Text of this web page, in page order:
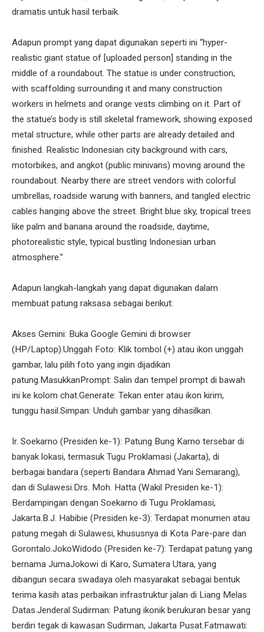
dramatis untuk hasil terbaik.
Adapun prompt yang dapat digunakan seperti ini “hyper-
realistic giant statue of [uploaded person] standing in the
middle of a roundabout. The statue is under construction,
with scaffolding surrounding it and many construction
workers in helmets and orange vests climbing on it. Part of
the statue’s body is still skeletal framework, showing exposed
metal structure, while other parts are already detailed and
finished. Realistic Indonesian city background with cars,
motorbikes, and angkot (public minivans) moving around the
roundabout. Nearby there are street vendors with colorful
umbrellas, roadside warung with banners, and tangled electric
cables hanging above the street. Bright blue sky, tropical trees
like palm and banana around the roadside, daytime,
photorealistic style, typical bustling Indonesian urban
atmosphere.”
Adapun langkah-langkah yang dapat digunakan dalam
membuat patung raksasa sebagai berikut:
Akses Gemini: Buka Google Gemini di browser
(HP/Laptop).Unggah Foto: Klik tombol (+) atau ikon unggah
gambar, lalu pilih foto yang ingin dijadikan
patung.MasukkanPrompt: Salin dan tempel prompt di bawah
ini ke kolom chat.Generate: Tekan enter atau ikon kirim,
tunggu hasil.Simpan: Unduh gambar yang dihasilkan.
Ir. Soekarno (Presiden ke-1): Patung Bung Karno tersebar di
banyak lokasi, termasuk Tugu Proklamasi (Jakarta), di
berbagai bandara (seperti Bandara Ahmad Yani Semarang),
dan di Sulawesi.Drs. Moh. Hatta (Wakil Presiden ke-1):
Berdampingan dengan Soekarno di Tugu Proklamasi,
Jakarta.B.J. Habibie (Presiden ke-3): Terdapat monumen atau
patung megah di Sulawesi, khususnya di Kota Pare-pare dan
Gorontalo.JokoWidodo (Presiden ke-7): Terdapat patung yang
bernama JumaJokowi di Karo, Sumatera Utara, yang
dibangun secara swadaya oleh masyarakat sebagai bentuk
terima kasih atas perbaikan infrastruktur jalan di Liang Melas
Datas.Jenderal Sudirman: Patung ikonik berukuran besar yang
berdiri tegak di kawasan Sudirman, Jakarta Pusat.Fatmawati: